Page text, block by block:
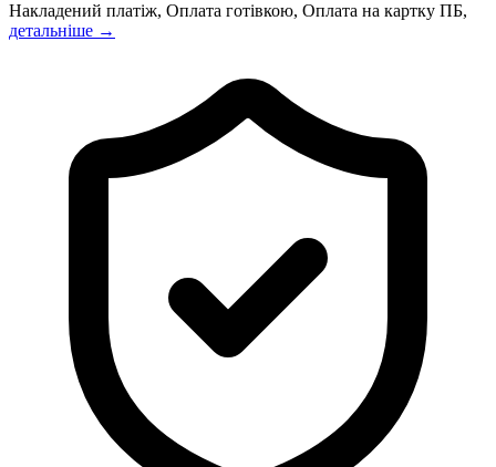
Накладений платіж, Оплата готівкою, Оплата на картку ПБ,
детальніше →